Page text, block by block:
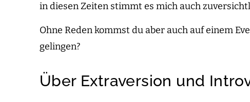
in diesen Zeiten stimmt es mich auch
Ohne Reden kommst du aber auch auf einem
gelingen?
Über Extraversion und